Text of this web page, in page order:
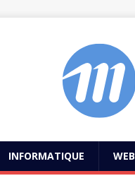
INFORMATIQUE WEB